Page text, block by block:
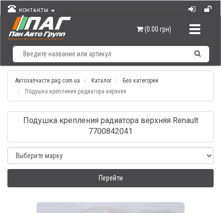
КОНТАКТЫ
(0.00 грн)
Автозапчасти pag.com.ua Каталог
Без категории
Подушка крепления радиатора верхняя
Подушка крепления радиатора верхняя Renault
7700842041
Перейти